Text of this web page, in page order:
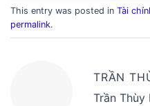
This entry was posted in Tài
permalink.
TRẦN
Trần